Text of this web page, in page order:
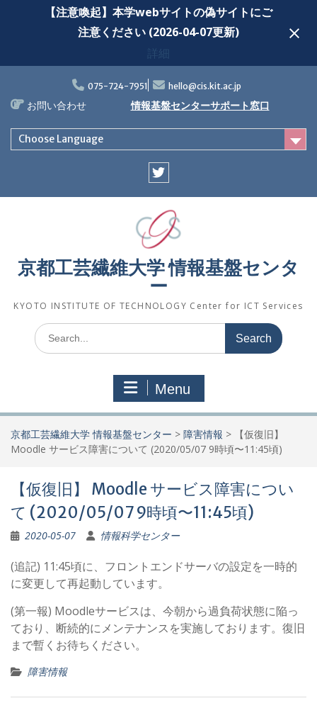
【注意喚起】本学webサイトの偽サイトにご
注意ください (2026-04-07更新)
詳細
content
075-724-7951 hello@cis.kit.ac.jp
お問い合わせ 情報基盤センターサポート窓口
Choose Language
京都工芸繊維大学 情報基盤センタ
ー
KYOTO INSTITUTE OF TECHNOLOGY Center for ICT Services
Search
for:
Menu
京都工芸繊維大学 情報基盤センター > 障害情報 >
【仮復旧】
Moodle サービス障害について (2020/05/07 9時頃〜11:45頃)
【仮復旧】 Moodle サービス障害につい
て (2020/05/07 9時頃〜11:45頃)
2020-05-07 情報科学センター
(追記) 11:45頃に、フロントエンドサーバの設定を一時的
に変更して再起動しています。
(第一報) Moodleサービスは、今朝から過負荷状態に陥っ
ており、断続的にメンテナンスを実施しております。復旧
まで暫くお待ちください。
障害情報